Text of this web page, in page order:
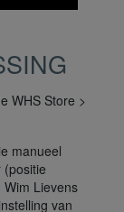
WHS Store >
manueel
Lievens
van